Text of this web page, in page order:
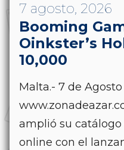
7 agosto, 2026
Booming
Oinkster’s
10,000
Malta.- 7 de Agosto
amplió su
online con el